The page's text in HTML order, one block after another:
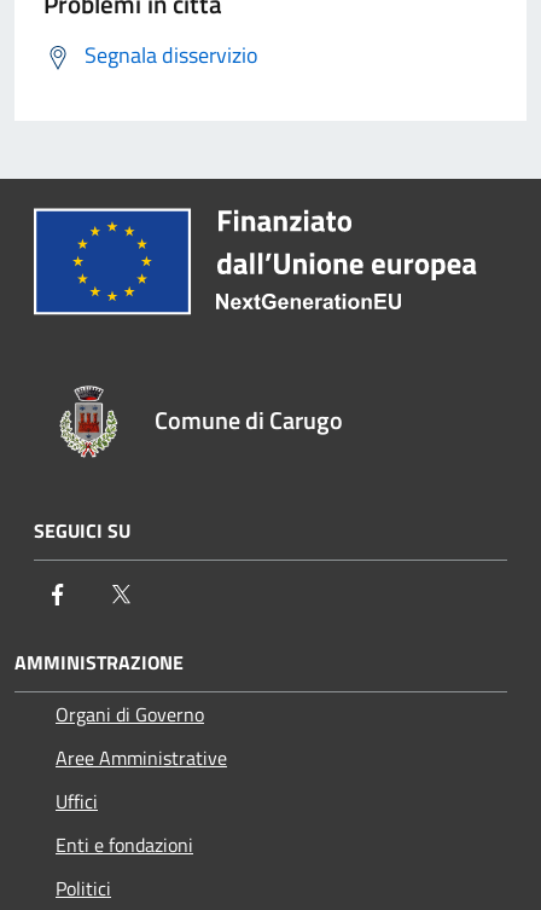
Segnala disservizio
Comune di Carugo
SEGUICI SU
Facebook
AMMINISTRAZIONE
Organi di Governo
Aree Amministrative
Uffici
Enti e fondazioni
Politici